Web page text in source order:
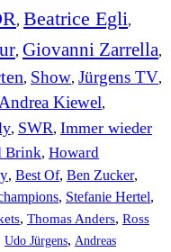
, Beatrice Egli,
, Giovanni Zarrella,
, Show, Jürgens TV,
Andrea Kiewel,
, SWR, Immer wieder
Brink, Howard
, Best Of, Ben Zucker,
, Stefanie Hertel,
, Thomas Anders, Ross
Udo Jürgens, Andreas